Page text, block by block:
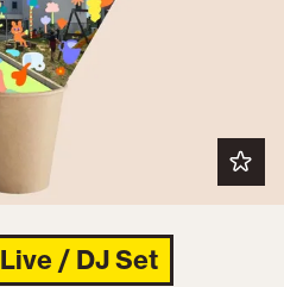
Live / DJ Set